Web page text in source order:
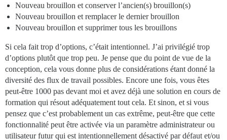
Nouveau brouillon et conserver l’ancien(s) brouillon(s)
Nouveau brouillon et remplacer le dernier brouillon
Nouveau brouillon et supprimer tous les brouillons
Si cela fait trop d’options, c’était intentionnel. J’ai privilégié trop
d’options plutôt que trop peu. Je pense que du point de vue de la
conception, cela vous donne plus de considérations étant donné la
diversité des flux de travail possibles. Encore une fois, vous êtes
peut-être 1000 pas devant moi et avez déjà une solution en cours de
formation qui résout adéquatement tout cela. Et sinon, et si vous
pensez que c’est probablement un cas extrême, peut-être que cette
fonctionnalité peut être activée via un paramètre administrateur ou
utilisateur futur qui est intentionnellement désactivé par défaut et/ou